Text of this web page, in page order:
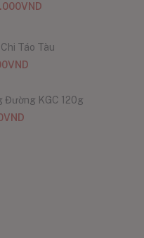
VND
Táo Tàu
VND
Đường KGC 120g
VND